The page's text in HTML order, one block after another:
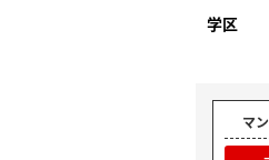
学区
マ